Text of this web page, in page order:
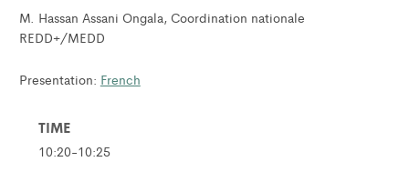
M. Hassan Assani Ongala, Coordination nationale
REDD+/MEDD
Presentation: French
TIME
10:20-10:25